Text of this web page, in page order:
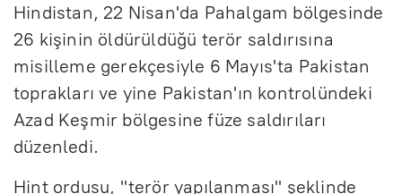
Hindistan, 22 Nisan'da Pahalgam bölgesinde
26 kişinin öldürüldüğü terör saldırısına
misilleme gerekçesiyle 6 Mayıs'ta Pakistan
toprakları ve yine Pakistan'ın kontrolündeki
Azad Keşmir bölgesine füze saldırıları
düzenledi.
Hint ordusu, "terör yapılanması" şeklinde